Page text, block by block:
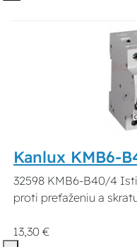
Kanlux KMB6-
32598 KMB6-B40/4
proti preťaženiu a
13,30 €